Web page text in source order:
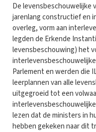
De levensbeschouwelijke
jarenlang constructief en
overleg, vorm aan
legden de Erkende
levensbeschouwing) het
Parlement en werden die
leerplannen van alle
uitgegroeid tot een
lezen dat de ministers in
hebben gekeken naar dit